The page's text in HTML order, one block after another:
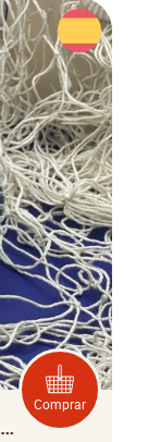
Comprar
Chipirones en Aceite de Oliva Paco Lafuente